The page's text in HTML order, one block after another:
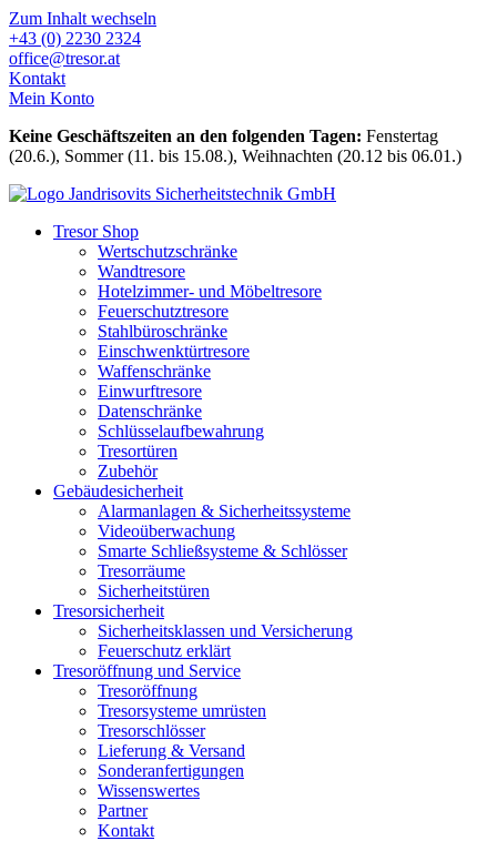
Zum Inhalt wechseln
+43 (0) 2230 2324
office@tresor.at
Kontakt
Mein Konto
Keine Geschäftszeiten an den folgenden Tagen: Fenstertag
(20.6.), Sommer (11. bis 15.08.), Weihnachten (20.12 bis 06.01.)
Tresor Shop
Wertschutzschränke
Wandtresore
Hotelzimmer- und Möbeltresore
Feuerschutztresore
Stahlbüroschränke
Einschwenktürtresore
Waffenschränke
Einwurftresore
Datenschränke
Schlüsselaufbewahrung
Tresortüren
Zubehör
Gebäudesicherheit
Alarmanlagen & Sicherheitssysteme
Videoüberwachung
Smarte Schließsysteme & Schlösser
Tresorräume
Sicherheitstüren
Tresorsicherheit
Sicherheitsklassen und Versicherung
Feuerschutz erklärt
Tresoröffnung und Service
Tresoröffnung
Tresorsysteme umrüsten
Tresorschlösser
Lieferung & Versand
Sonderanfertigungen
Wissenswertes
Partner
Kontakt